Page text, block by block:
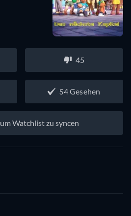
45
S4 Gesehen
, um Watchlist zu syncen